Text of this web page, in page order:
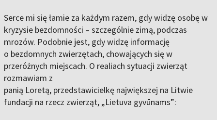
Serce mi się łamie za każdym razem, gdy widzę osobę w
kryzysie bezdomności – szczególnie zimą, podczas
mrozów. Podobnie jest, gdy widzę informację
o bezdomnych zwierzętach, chowających się w
przeróżnych miejscach. O realiach sytuacji zwierząt
rozmawiam z
panią Loretą, przedstawicielkę największej na Litwie
fundacji na rzecz zwierząt, „Lietuva gyvūnams”: